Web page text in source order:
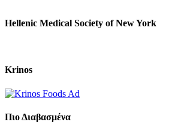
Hellenic Medical Society of New York
Krinos
Πιο Διαβασμένα